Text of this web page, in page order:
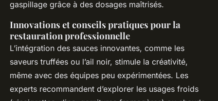
gaspillage grâce à des dosages maîtrisés.
Innovations et conseils pratiques pour la
restauration professionnelle
L’intégration des sauces innovantes, comme les
saveurs truffées ou l’ail noir, stimule la créativité,
même avec des équipes peu expérimentées. Les
experts recommandent d’explorer les usages froids